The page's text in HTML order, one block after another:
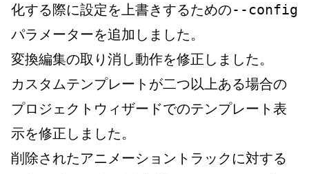
化する際に設定を上書きするための--config
パラメーターを追加しました。
変換編集の取り消し動作を修正しました。
カスタムテンプレートが二つ以上ある場合の
プロジェクトウィザードでのテンプレート表
示を修正しました。
削除されたアニメーショントラックに対する